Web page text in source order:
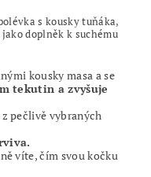
s kousky tuňáka,
doplněk k suchému
kousky masa a se
tekutin a zvyšuje
pečlivě vybraných
víte, čím svou kočku